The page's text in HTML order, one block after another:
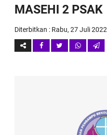
MASEHI 2 PSAK
Diterbitkan : Rabu, 27 Juli 2022